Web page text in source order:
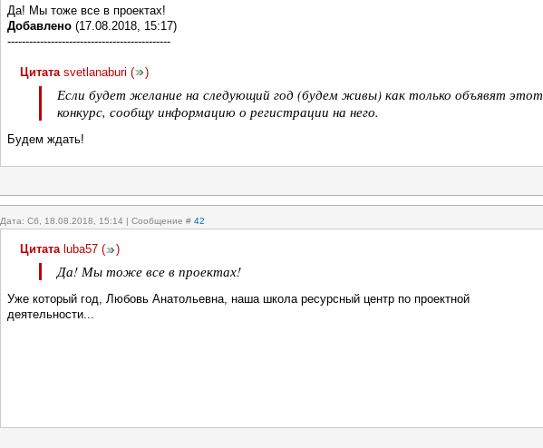
Да! Мы тоже все в проектах!
Добавлено (17.08.2018, 15:17)
---------------------------------------------
Цитата svetlanaburi ( )
Если будет желание на следующий год (будем живы) как только объявят этот
конкурс, сообщу информацию о регистрации на него.
Будем ждать!
Дата: Сб, 18.08.2018, 15:14 | Сообщение # 42
Цитата luba57 ( )
Да! Мы тоже все в проектах!
Уже который год, Любовь Анатольевна, наша школа ресурсный центр по проектной
деятельности...